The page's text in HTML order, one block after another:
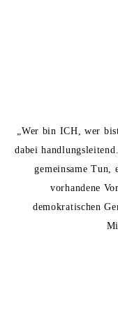
„Wer bin ICH, wer
dabei
gemeinsame Tun,
vorhandene
demokratischen